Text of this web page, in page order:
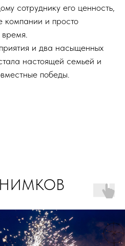
сотруднику его ценность,
компании и просто
и два насыщенных
настоящей семьей и
победы.